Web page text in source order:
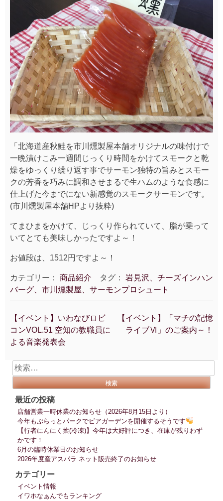
「北海道産秋鮭を市川燻製屋本舗オリジナルの味付けで
一晩漬けこみ一週間じっくり時間をかけてスモークと乾
燥をゆっくり繰り返す事でサーモン独特の旨みとスモー
クの芳香を巧みに調和させまるで生ハムのような食感に
仕上げた今までにない新感覚のスモークサーモンです。
(市川燻製屋本舗HPより抜粋)
てまひまをかけて、じっくり作られていて、脂が乗って
いてとても美味しかったですよ～！
お値段は、1512円ですよ～！
カテゴリー： 商品紹介 タグ： 岩見沢、チーズインハン
バーグ、市川燻製屋、サーモンプロシュート
投
稿
ナ
ゲ
ー
ョ
ン
【イベント】いわなびロビ
コンVOL.51 空知の教職員に
よる音楽発表会
【イベント】「マチの記憶
ライブⅥ」のご案内～！
検
索:
最近の投稿
店舗営業一時休業のお知らせ（2026年8月15日より）
今年もぷらっとパークでビアガーデンを開催するそうです
【行者にんにく葉(冷凍)】今年は大好評につき、在庫が残りわず
かです！
6月の臨時休業日のお知らせ
2026年度産アスパラ ネット販売終了のお知らせ
カテゴリー
イベント情報
イワホなぁんでもランキング